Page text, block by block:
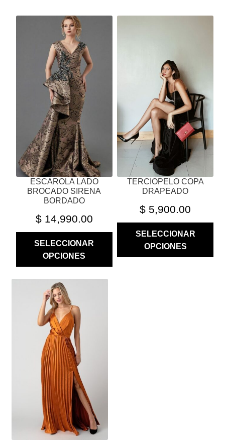
ESCAROLA LADO
BROCADO SIRENA
BORDADO
$14,990.00
SELECCIONAR
OPCIONES
PRODUCTO
MÚLTIPLES
VARIANTES.
OPCIONES
PUEDEN
ELEGIR
EN
LA
PÁGINA
PRODUCTO
TERCIOPELO COPA
DRAPEADO
$ 5,900.00
SELECCIONAR
OPCIONES
VARIANTES.
OPCIONES
SE
PUEDEN
ELEGIR
EN
PÁGINA
PRODUCTO
MÚLTIPLES
VARIANTES.
OPCIONES
PUEDEN